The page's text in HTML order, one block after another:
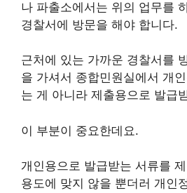
나 파출소에서는 위의 업무를
경찰서에 방문을 해야 합니다.
근처에 있는 가까운 경찰서를
을 가셔서 종합민원실에서 개
는 게 아니라 제출용으로 발급
이 부분이 중요한데요.
개인용으로 발급받는 서류를
용도에 맞지 않을 뿐더러 개인